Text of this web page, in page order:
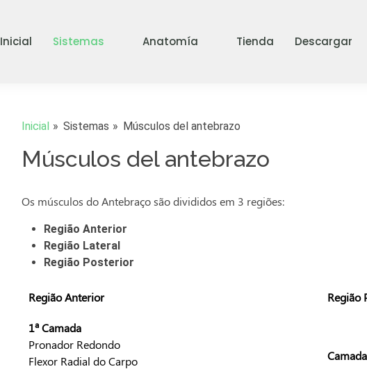
Inicial Sistemas Anatomía Tienda Descargar
Inicial Sistemas Músculos del antebrazo
Músculos del antebrazo
Os músculos do Antebraço são divididos em 3 regiões:
Região Anterior
Região Lateral
Região Posterior
Região Anterior Região
1ª Camada
Pronador Redondo
Flexor Radial do Carpo